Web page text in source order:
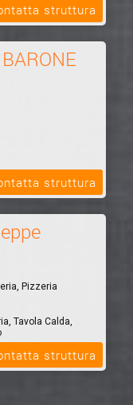
struttura
struttura
Pizzeria
Tavola Calda,
struttura